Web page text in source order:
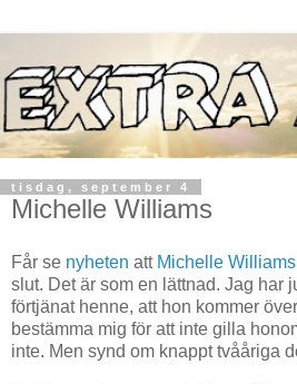
tisdag, september 4
Michelle Williams
Får se nyheten att Michelle
slut. Det är som en lättnad. Jag har
förtjänat henne, att hon kommer
bestämma mig för att inte gilla
inte. Men synd om knappt tvååriga